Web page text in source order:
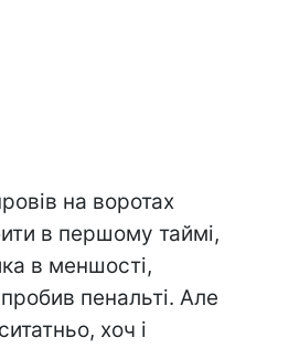
на воротах
в першому таймі,
в меншості,
пенальті. Але
хоч і